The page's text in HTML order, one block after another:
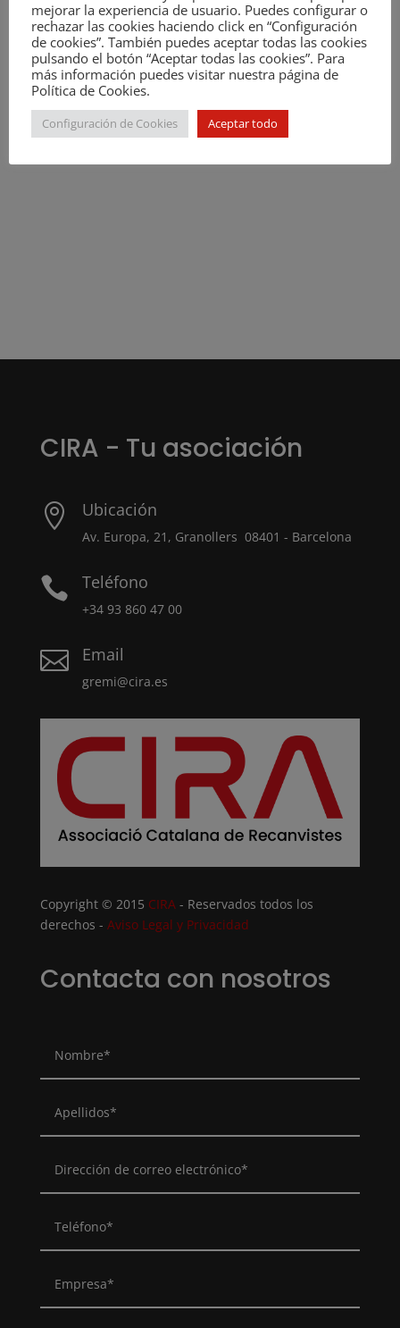
en Mas de Sant Lleí
CIRA se integra en la UEI para reforzar su estructura
y los servicios al sector
NOTICIAS EAP
(sin título)
CIRA - Tu asociación
 Ubicación
Av. Europa, 21, Granollers 08401 - Barcelona
 Teléfono
+34 93 860 47 00
 Email
gremi@cira.es
Copyright © 2015 CIRA- Reservados todos los
derechos - Aviso Legal y Privacidad
Contacta con nosotros
mejorar la experiencia de usuario. Puedes configurar o
rechazar las cookies haciendo click en “Configuración
de cookies”. También puedes aceptar todas las cookies
pulsando el botón “Aceptar todas las cookies”. Para
más información puedes visitar nuestra página de
Política de Cookies.
Configuración de Cookies Aceptar todo